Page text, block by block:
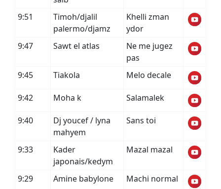
9:51
Timoh/djalil
palermo/djamz
Khelli zman
ydor
9:47
Sawt el atlas
Ne me jugez
pas
9:45
Tiakola Melo decale
9:42 Moha k Salamalek
9:40
Dj youcef / lyna
mahyem
Sans toi
9:33
Kader
japonais/kedym
Mazal mazal
9:29 Amine babylone Machi normal